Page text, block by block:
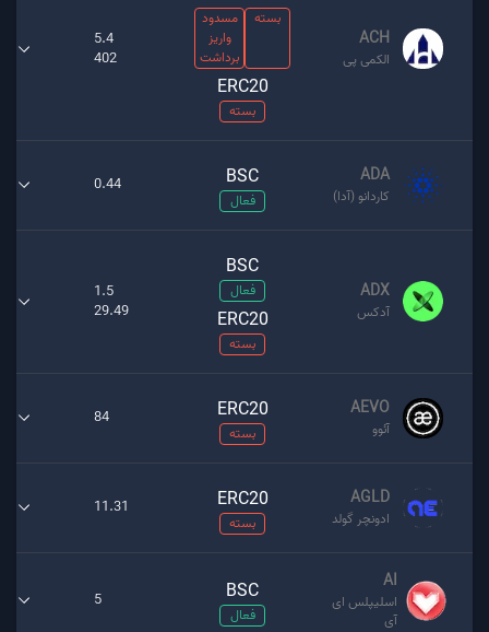
ACH
الکمی پی
بسته
مسدود
واریز
برداشت
ERC20
بسته
5.4
402
ADA
کاردانو (آدا)
BSC
فعال
0.44
ADX
آدکس
BSC
فعال
ERC20
بسته
1.5
29.49
AEVO
آئوو
ERC20
بسته
84
AGLD
ادونچر گولد
ERC20
بسته
11.31
AI
اسلیپلس ای
آی
BSC
فعال
5